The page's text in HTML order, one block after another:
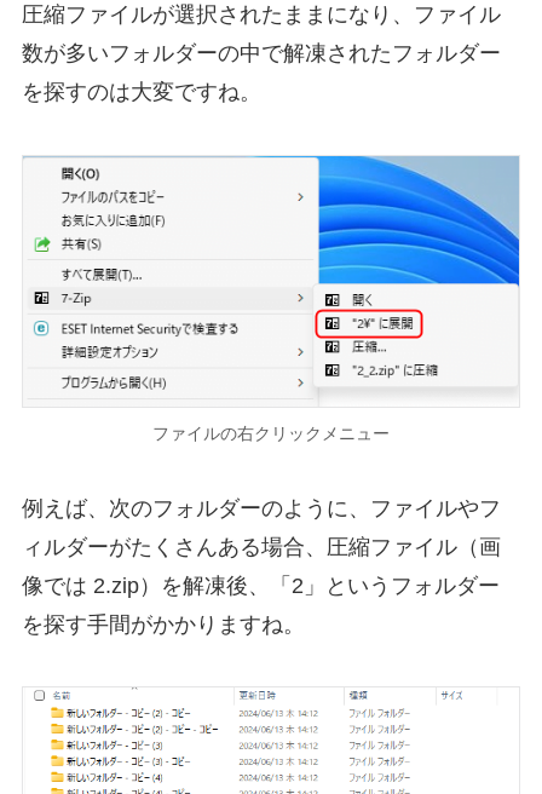
圧縮ファイルが選択されたままになり、ファイル
数が多いフォルダーの中で解凍されたフォルダー
を探すのは大変ですね。
ファイルの右クリックメニュー
例えば、次のフォルダーのように、ファイルやフ
ィルダーがたくさんある場合、圧縮ファイル（画
像では 2.zip）を解凍後、「2」というフォルダー
を探す手間がかかりますね。